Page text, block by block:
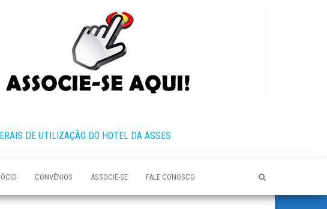
DE UTILIZAÇÃO DO HOTEL DA ASSES
CONVÊNIOS ASSOCIE-SE FALE CONOSCO